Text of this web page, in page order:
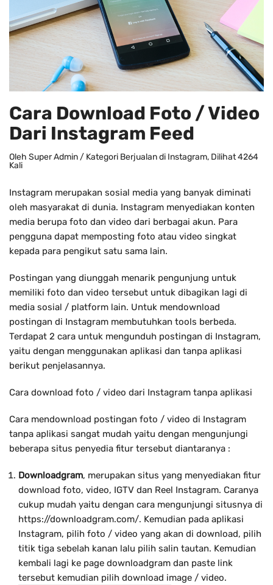
Cara Download Foto / Video
Dari Instagram Feed
Oleh Super Admin / Kategori Berjualan di Instagram, Dilihat 4264
Kali
Instagram merupakan sosial media yang banyak diminati
oleh masyarakat di dunia. Instagram menyediakan konten
media berupa foto dan video dari berbagai akun. Para
pengguna dapat memposting foto atau video singkat
kepada para pengikut satu sama lain.
Postingan yang diunggah menarik pengunjung untuk
memiliki foto dan video tersebut untuk dibagikan lagi di
media sosial / platform lain. Untuk mendownload
postingan di Instagram membutuhkan tools berbeda.
Terdapat 2 cara untuk mengunduh postingan di Instagram,
yaitu dengan menggunakan aplikasi dan tanpa aplikasi
berikut penjelasannya.
Cara download foto / video dari Instagram tanpa aplikasi
Cara mendownload postingan foto / video di Instagram
tanpa aplikasi sangat mudah yaitu dengan mengunjungi
beberapa situs penyedia fitur tersebut diantaranya :
Downloadgram, merupakan situs yang menyediakan fitur
download foto, video, IGTV dan Reel Instagram. Caranya
cukup mudah yaitu dengan cara mengunjungi situsnya di
https://downloadgram.com/. Kemudian pada aplikasi
Instagram, pilih foto / video yang akan di download, pilih
titik tiga sebelah kanan lalu pilih salin tautan. Kemudian
kembali lagi ke page downloadgram dan paste link
tersebut kemudian pilih download image / video.